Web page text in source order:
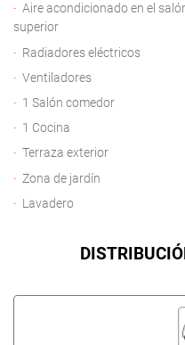
Aire acondicionado en el
superior
Radiadores eléctricos
Ventiladores
1 Salón comedor
1 Cocina
Terraza exterior
Zona de jardín
Lavadero